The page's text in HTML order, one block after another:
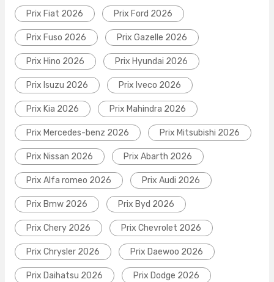
Prix Fiat 2026 Prix Ford 2026
Prix Fuso 2026 Prix Gazelle 2026
Prix Hino 2026 Prix Hyundai 2026
Prix Isuzu 2026 Prix Iveco 2026
Prix Kia 2026 Prix Mahindra 2026
Prix Mercedes-benz 2026 Prix Mitsubishi 2026
Prix Nissan 2026 Prix Abarth 2026
Prix Alfa romeo 2026 Prix Audi 2026
Prix Bmw 2026 Prix Byd 2026
Prix Chery 2026 Prix Chevrolet 2026
Prix Chrysler 2026 Prix Daewoo 2026
Prix Daihatsu 2026 Prix Dodge 2026